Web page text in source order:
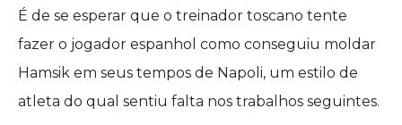
É de se esperar que o treinador toscano tente
fazer o jogador espanhol como conseguiu moldar
Hamsik em seus tempos de Napoli, um estilo de
atleta do qual sentiu falta nos trabalhos seguintes.